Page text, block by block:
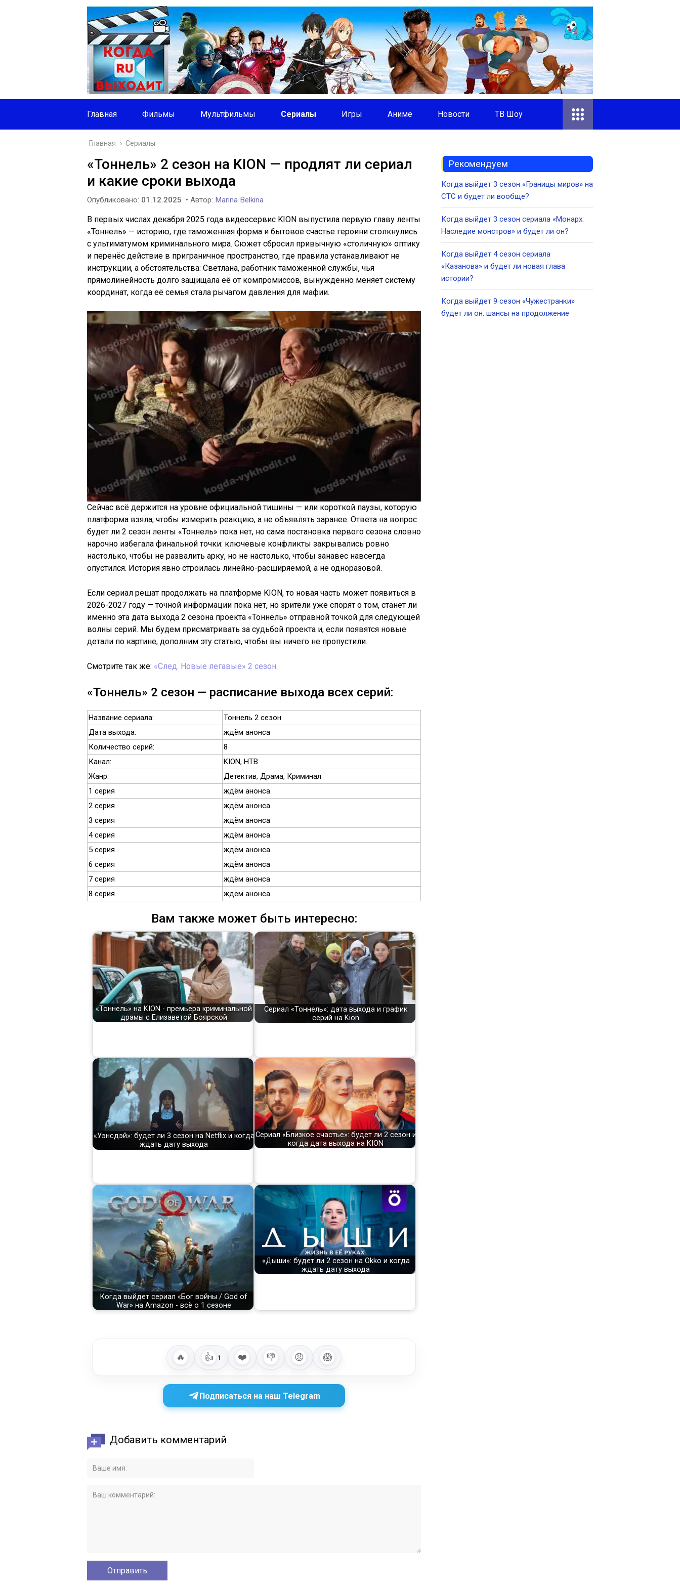
Главная Фильмы Мультфильмы Сериалы Игры Аниме Новости ТВ Шоу
Главная › Сериалы
«Тоннель» 2 сезон на KION — продлят ли сериал
и какие сроки выхода
Опубликовано: 01.12.2025 • Автор: Marina Belkina
В первых числах декабря 2025 года видеосервис KION выпустила первую главу ленты
«Тоннель» — историю, где таможенная форма и бытовое счастье героини столкнулись
с ультиматумом криминального мира. Сюжет сбросил привычную «столичную» оптику
и перенёс действие в приграничное пространство, где правила устанавливают не
инструкции, а обстоятельства: Светлана, работник таможенной службы, чья
прямолинейность долго защищала её от компромиссов, вынужденно меняет систему
координат, когда её семья стала рычагом давления для мафии.
Сейчас всё держится на уровне официальной тишины — или короткой паузы, которую
платформа взяла, чтобы измерить реакцию, а не объявлять заранее. Ответа на вопрос
будет ли 2 сезон ленты «Тоннель» пока нет, но сама постановка первого сезона словно
нарочно избегала финальной точки: ключевые конфликты закрывались ровно
настолько, чтобы не развалить арку, но не настолько, чтобы занавес навсегда
опустился. История явно строилась линейно-расширяемой, а не одноразовой.
Если сериал решат продолжать на платформе KION, то новая часть может появиться в
2026-2027 году — точной информации пока нет, но зрители уже спорят о том, станет ли
именно эта дата выхода 2 сезона проекта «Тоннель» отправной точкой для следующей
волны серий. Мы будем присматривать за судьбой проекта и, если появятся новые
детали по картине, дополним эту статью, чтобы вы ничего не пропустили.
Смотрите так же: «След. Новые легавые» 2 сезон.
«Тоннель» 2 сезон — расписание выхода всех серий:
Название сериала:
Тоннель 2 сезон
Дата выхода:
ждём анонса
Количество серий:
8
Канал:
KION, НТВ
Жанр:
Детектив, Драма, Криминал
1 серия
ждём анонса
2 серия
ждём анонса
3 серия
ждём анонса
4 серия
ждём анонса
5 серия
ждём анонса
6 серия
ждём анонса
7 серия
ждём анонса
8 серия
ждём анонса
Вам также может быть интересно:
«Тоннель» на KION - премьера криминальной
драмы с Елизаветой Боярской
Сериал «Тоннель»: дата выхода и график
серий на Kion
«Уэнсдэй»: будет ли 3 сезон на Netflix и когда
ждать дату выхода
Сериал «Близкое счастье»: будет ли 2 сезон и
когда дата выхода на KION
Когда выйдет сериал «Бог войны / God of
War» на Amazon - всё о 1 сезоне
«Дыши»: будет ли 2 сезон на Okko и когда
ждать дату выхода
🔥 👍 1 ❤️ 👎 😡 😱
Подписаться на наш Telegram
Добавить комментарий
Рекомендуем
Когда выйдет 3 сезон «Границы миров» на
СТС и будет ли вообще?
Когда выйдет 3 сезон сериала «Монарх:
Наследие монстров» и будет ли он?
Когда выйдет 4 сезон сериала
«Казанова» и будет ли новая глава
истории?
Когда выйдет 9 сезон «Чужестранки»
будет ли он: шансы на продолжение